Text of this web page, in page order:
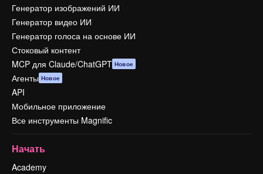
Генератор изображений ИИ
Генератор видео ИИ
Генератор голоса на основе ИИ
Стоковый контент
MCP для Claude/ChatGPT Новое
Агенты Новое
API
Мобильное приложение
Все инструменты Magnific
Начать
Academy